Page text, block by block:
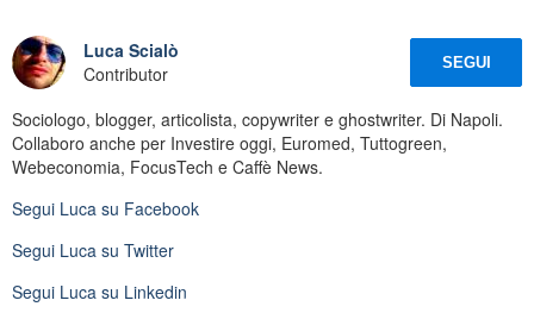
Luca Scialò
Contributor
SEGUI
Sociologo, blogger, articolista, copywriter e ghostwriter. Di Napoli.
Collaboro anche per Investire oggi, Euromed, Tuttogreen,
Webeconomia, FocusTech e Caffè News.
Segui Luca su Facebook
Segui Luca su Twitter
Segui Luca su Linkedin